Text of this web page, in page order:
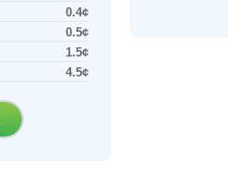
0.4¢
0.5¢
1.5¢
4.5¢